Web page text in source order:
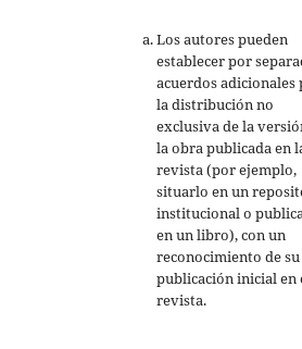
Los autores pueden
establecer por
acuerdos adicionales
la distribución no
exclusiva de la
la obra publicada en
revista (por ejemplo,
situarlo en un
institucional o
en un libro), con un
reconocimiento de su
publicación inicial en
revista.